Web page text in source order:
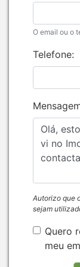
O email ou o
Telefone:
Autorizo que
sejam
Quero
meu